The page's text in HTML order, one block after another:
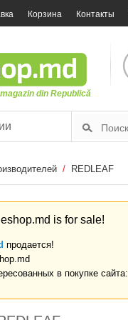
Корзина Контакты
din Republică
/ REDLEAF
is for sale!
продается!
в покупке сайта: